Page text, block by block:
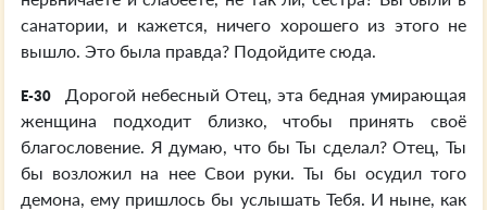
санатории, и кажется, ничего хорошего из этого не
вышло. Это была правда? Подойдите сюда.
E-30
Дорогой небесный Отец, эта бедная умирающая
женщина подходит близко, чтобы принять своё
благословение. Я думаю, что бы Ты сделал? Отец, Ты
бы возложил на нее Свои руки. Ты бы осудил того
демона, ему пришлось бы услышать Тебя. И ныне, как